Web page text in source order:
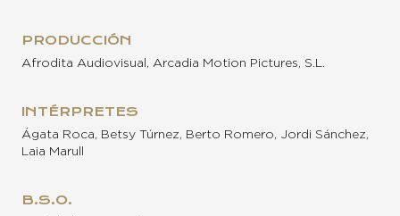
PRODUCCIÓN
Afrodita Audiovisual, Arcadia Motion Pictures, S.L.
INTÉRPRETES
Ágata Roca, Betsy Túrnez, Berto Romero, Jordi Sánchez,
Laia Marull
B.S.O.